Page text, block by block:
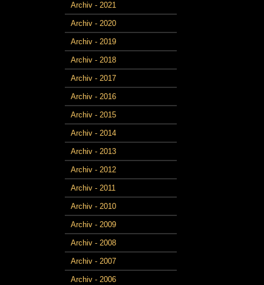
Archiv - 2021
Archiv - 2020
Archiv - 2019
Archiv - 2018
Archiv - 2017
Archiv - 2016
Archiv - 2015
Archiv - 2014
Archiv - 2013
Archiv - 2012
Archiv - 2011
Archiv - 2010
Archiv - 2009
Archiv - 2008
Archiv - 2007
Archiv - 2006